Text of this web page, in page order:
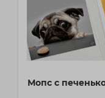
Мопс с